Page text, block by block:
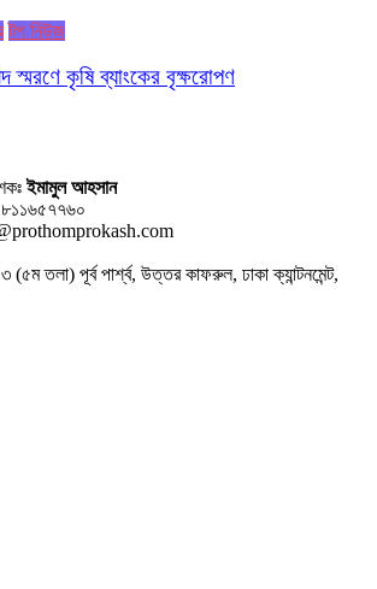
টপ নিউজ
কৃষি ব্যাংকের বৃক্ষরোপণ
ইমামুল আহসান
(৫ম তলা) পূর্ব পার্শ্ব, উত্তর কাফরুল, ঢাকা ক্যান্টনমেন্ট,